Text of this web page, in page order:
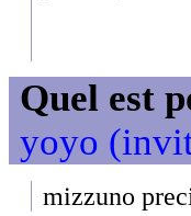
Quel est
yoyo
mizzuno